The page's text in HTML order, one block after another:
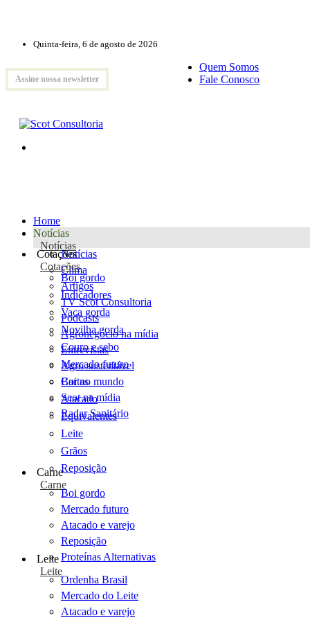
Quinta-feira, 6 de agosto de 2026
Assine nossa newsletter
Quem Somos
Fale Conosco
Home
Notícias
Notícias
Notícias
Clima
Artigos
TV Scot Consultoria
Podcasts
Agronegócio na mídia
Entrevistas
Agro sustentável
Cartas
Scot na mídia
Radar Sanitário
Cotações
Cotações
Boi gordo
Indicadores
Vaca gorda
Novilha gorda
Couro e sebo
Mercado futuro
Boi no mundo
Atacado
Equivalentes
Leite
Grãos
Reposição
Carne
Carne
Boi gordo
Mercado futuro
Atacado e varejo
Reposição
Proteínas Alternativas
Leite
Leite
Ordenha Brasil
Mercado do Leite
Atacado e varejo